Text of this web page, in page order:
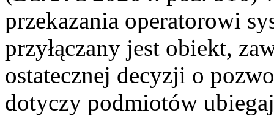
przekazania operatorowi
przyłączany jest obiekt,
ostatecznej decyzji o
dotyczy podmiotów